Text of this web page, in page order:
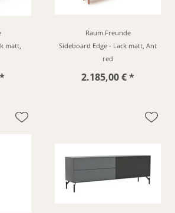
matt,
Raum.Freunde
Sideboard Edge - Lack matt, Ant
red
2.185,00 € *